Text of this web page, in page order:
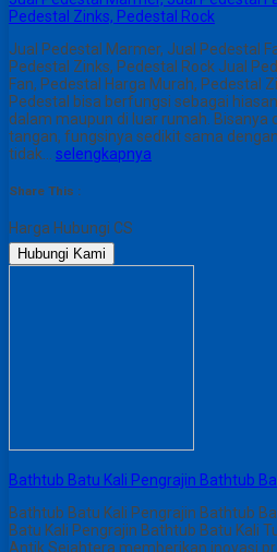
Pedestal Zinks, Pedestal Rock
Jual Pedestal Marmer, Jual Pedestal
Pedestal Zinks, Pedestal Rock Jual
Fan, Pedestal Harga Murah, Pedestal
Pedestal bisa berfungsi sebagai
dalam maupun di luar rumah. Bisanya
tangan, fungsinya sedikit sama
tidak… selengkapnya
Share This :
Harga Hubungi CS
Hubungi Kami
Bathtub Batu Kali Pengrajin Bathtub
Bathtub Batu Kali Pengrajin Bathtub
Batu Kali Pengrajin Bathtub Batu Kali
Antik Sejahtera memberikan inovasi